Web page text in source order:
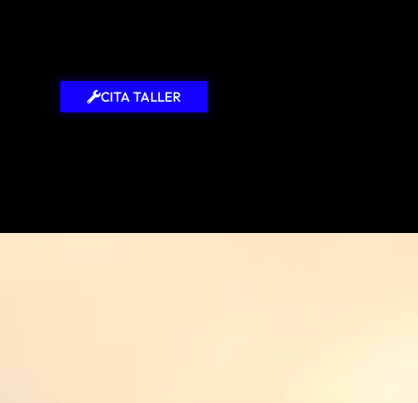
CITA TALLER